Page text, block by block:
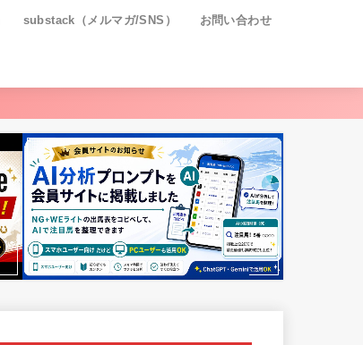
substack（メルマガ/SNS） お問い合わせ